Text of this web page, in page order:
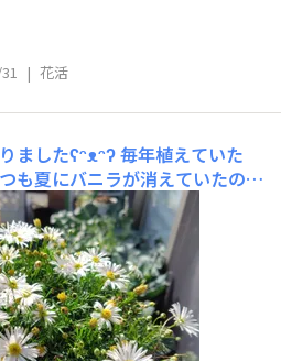
| 花活
ましたʕ⁠ᵔ⁠ᴥ⁠ᵔ⁠ʔ毎年植えていた
も夏にバニラが消えていたので
越しました。2025/09/28『今
た』🔗 秋にバッサリ切り戻し
えて、冬に備えたのですが、冬
ホラ咲いていました。 バニ